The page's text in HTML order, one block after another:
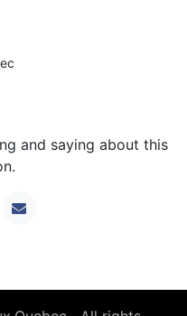
and saying about this